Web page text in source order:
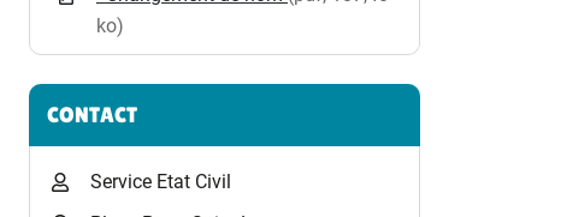
ko)
CONTACT
Service Etat Civil